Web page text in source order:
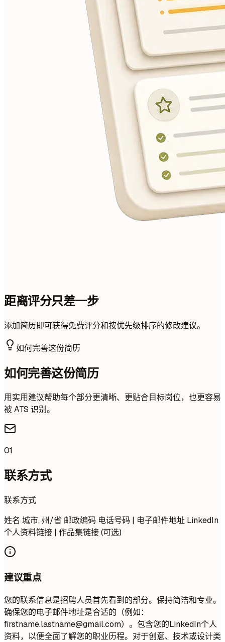
距离评分只差一步
添加简历即可获得免费评分和按优先级排序的修改建议。
如何完善这份简历
如何完善这份简历
用实用建议帮助每个部分更清晰、更贴合目标岗位，也更容易
被 ATS 识别。
01
联系方式
联系方式
姓名 城市, 州/省 邮政编码 电话号码 | 电子邮件地址 LinkedIn
个人资料链接 | 作品集链接 (可选)
建议重点
您的联系信息是招聘人员首先看到的部分。保持简洁和专业。
确保您的电子邮件地址是合适的（例如：
firstname.lastname@gmail.com）。包含您的LinkedIn个人
资料，以便全面了解您的职业历程。对于创意、技术或设计类